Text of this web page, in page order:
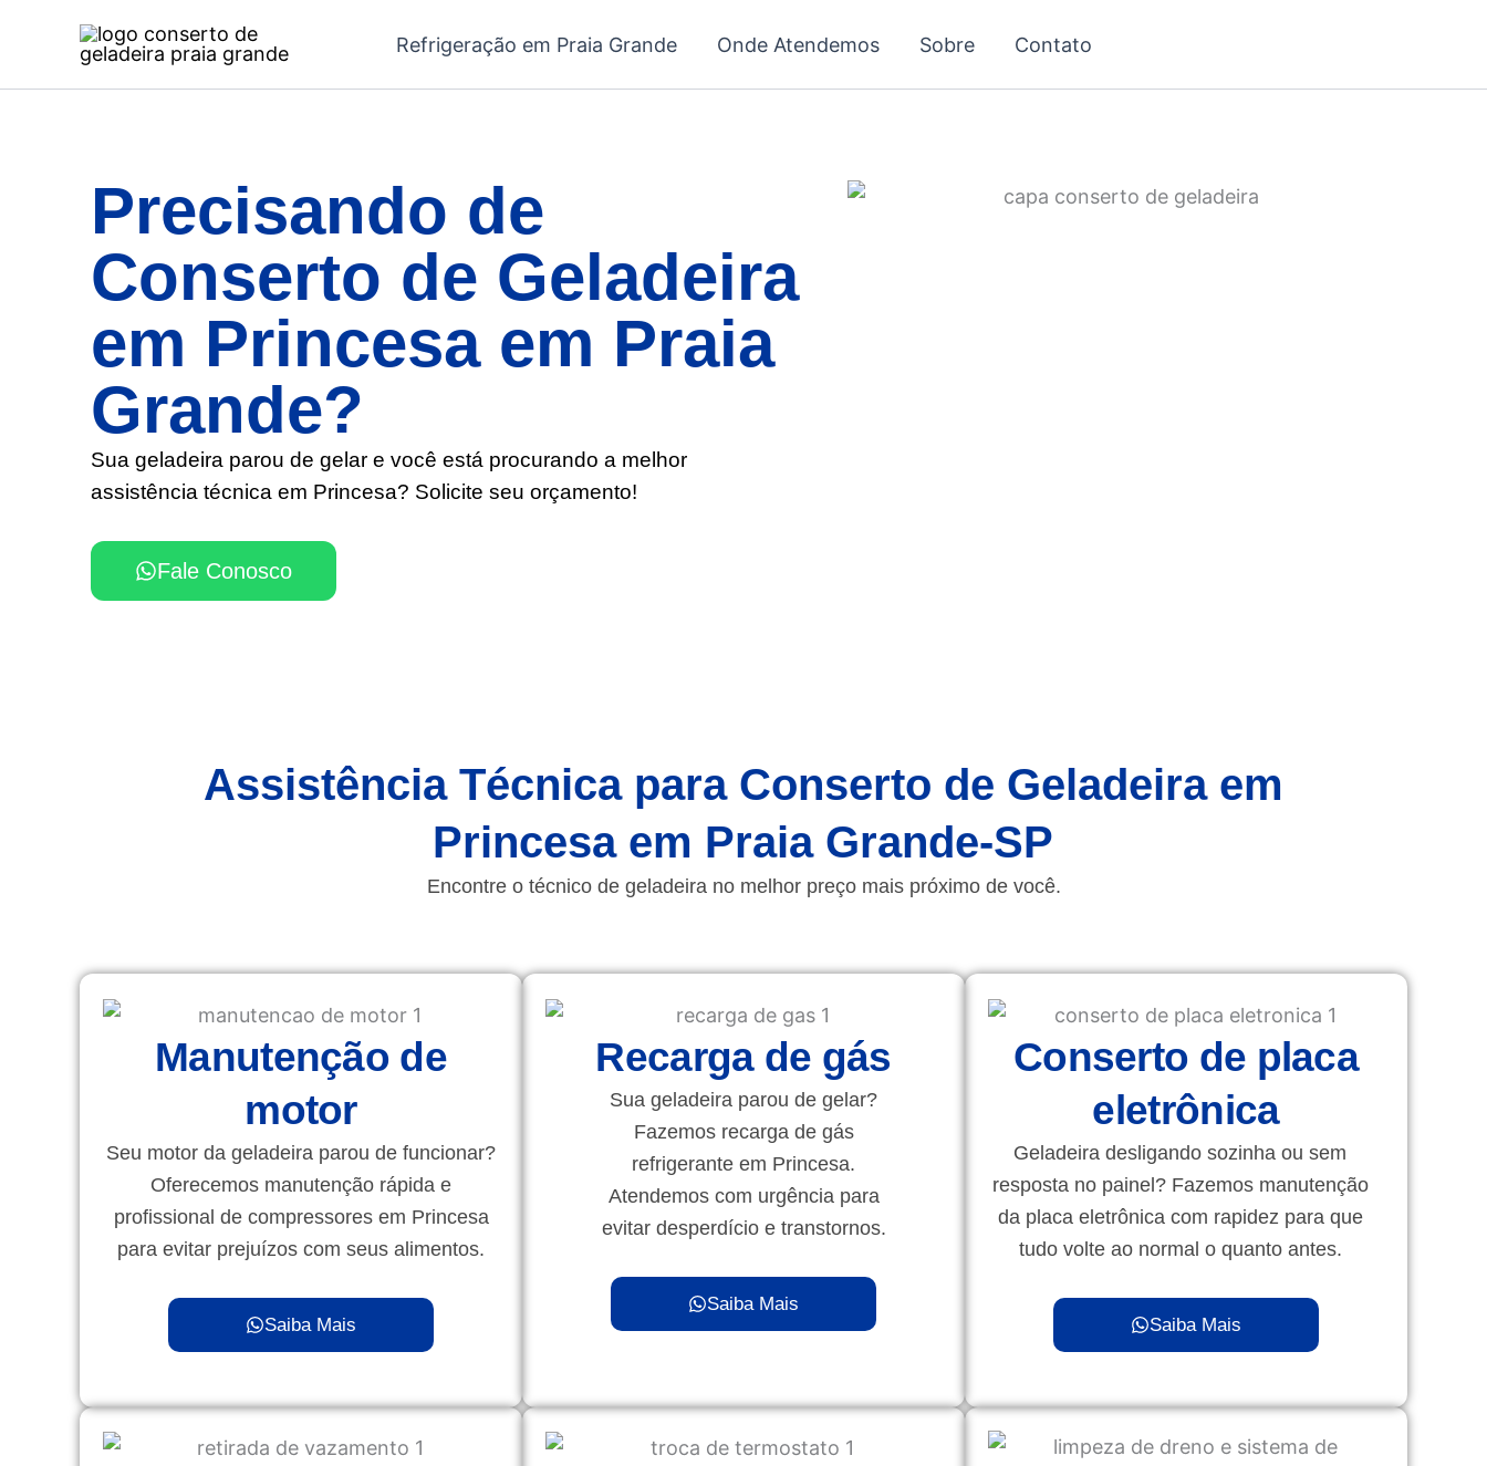
Refrigeração em Praia Grande Onde Atendemos Sobre Contato
Precisando de
Conserto de Geladeira
em Princesa em Praia
Grande?
Sua geladeira parou de gelar e você está procurando a melhor
assistência técnica em Princesa? Solicite seu orçamento!
Fale Conosco
Assistência Técnica para Conserto de Geladeira em
Princesa em Praia Grande-SP
Encontre o técnico de geladeira no melhor preço mais próximo de você.
Manutenção de
motor
Seu motor da geladeira parou de funcionar?
Oferecemos manutenção rápida e
profissional de compressores em Princesa
para evitar prejuízos com seus alimentos.
Saiba Mais
Recarga de gás
Sua geladeira parou de gelar?
Fazemos recarga de gás
refrigerante em Princesa.
Atendemos com urgência para
evitar desperdício e transtornos.
Saiba Mais
Conserto de placa
eletrônica
Geladeira desligando sozinha ou sem
resposta no painel? Fazemos manutenção
da placa eletrônica com rapidez para que
tudo volte ao normal o quanto antes.
Saiba Mais